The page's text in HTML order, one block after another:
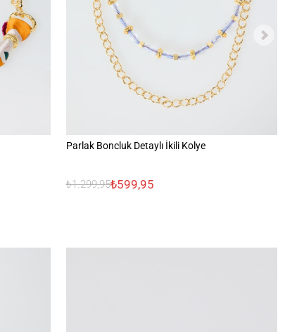
Parlak Boncluk Detaylı İkili Kolye
₺1.299,95₺599,95